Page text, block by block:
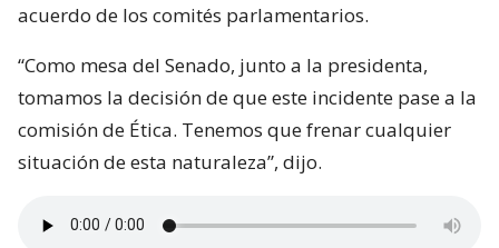
acuerdo de los comités parlamentarios.
“Como mesa del Senado, junto a la presidenta,
tomamos la decisión de que este incidente pase a la
comisión de Ética. Tenemos que frenar cualquier
situación de esta naturaleza”, dijo.